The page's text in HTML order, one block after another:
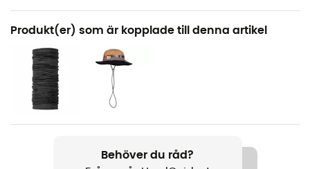
Rekommenderad för
Vandring / Vandring
Vikt
Produkt(er) som är kopplade till denna artikel
Behöver du råd?